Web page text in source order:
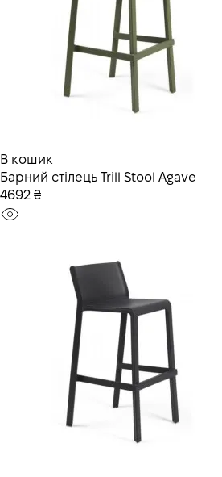
В кошик
Барний стілець Trill Stool Agave
4692 ₴